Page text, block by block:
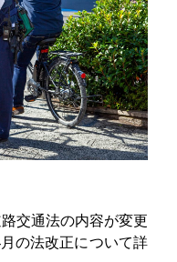
交通法の内容が変更
の法改正について詳